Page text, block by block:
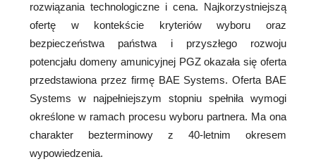
rozwiązania technologiczne i cena. Najkorzystniejszą
ofertę w kontekście kryteriów wyboru oraz
bezpieczeństwa państwa i przyszłego rozwoju
potencjału domeny amunicyjnej PGZ okazała się oferta
przedstawiona przez firmę BAE Systems. Oferta BAE
Systems w najpełniejszym stopniu spełniła wymogi
określone w ramach procesu wyboru partnera. Ma ona
charakter bezterminowy z 40-letnim okresem
wypowiedzenia.